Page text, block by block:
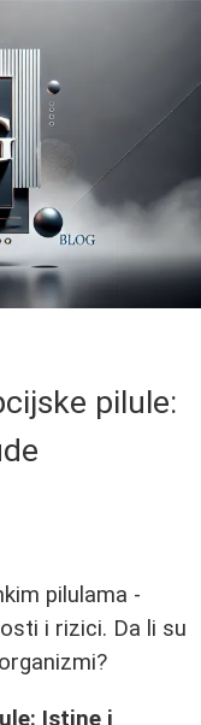
pilule:
pilulama -
i rizici. Da li su
Istine i